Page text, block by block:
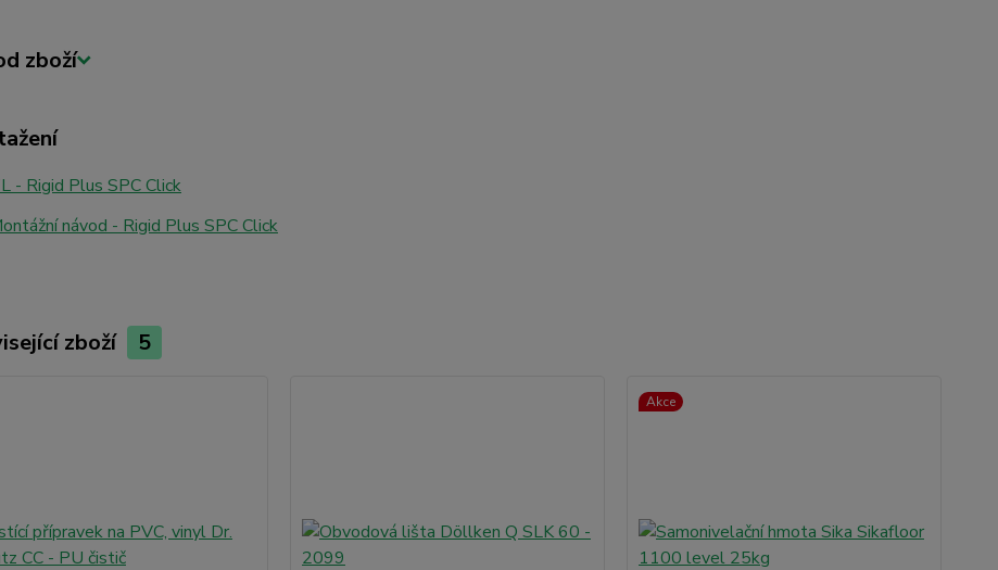
zboží
- Rigid Plus SPC Click
návod - Rigid Plus SPC Click
zboží 5
Akce